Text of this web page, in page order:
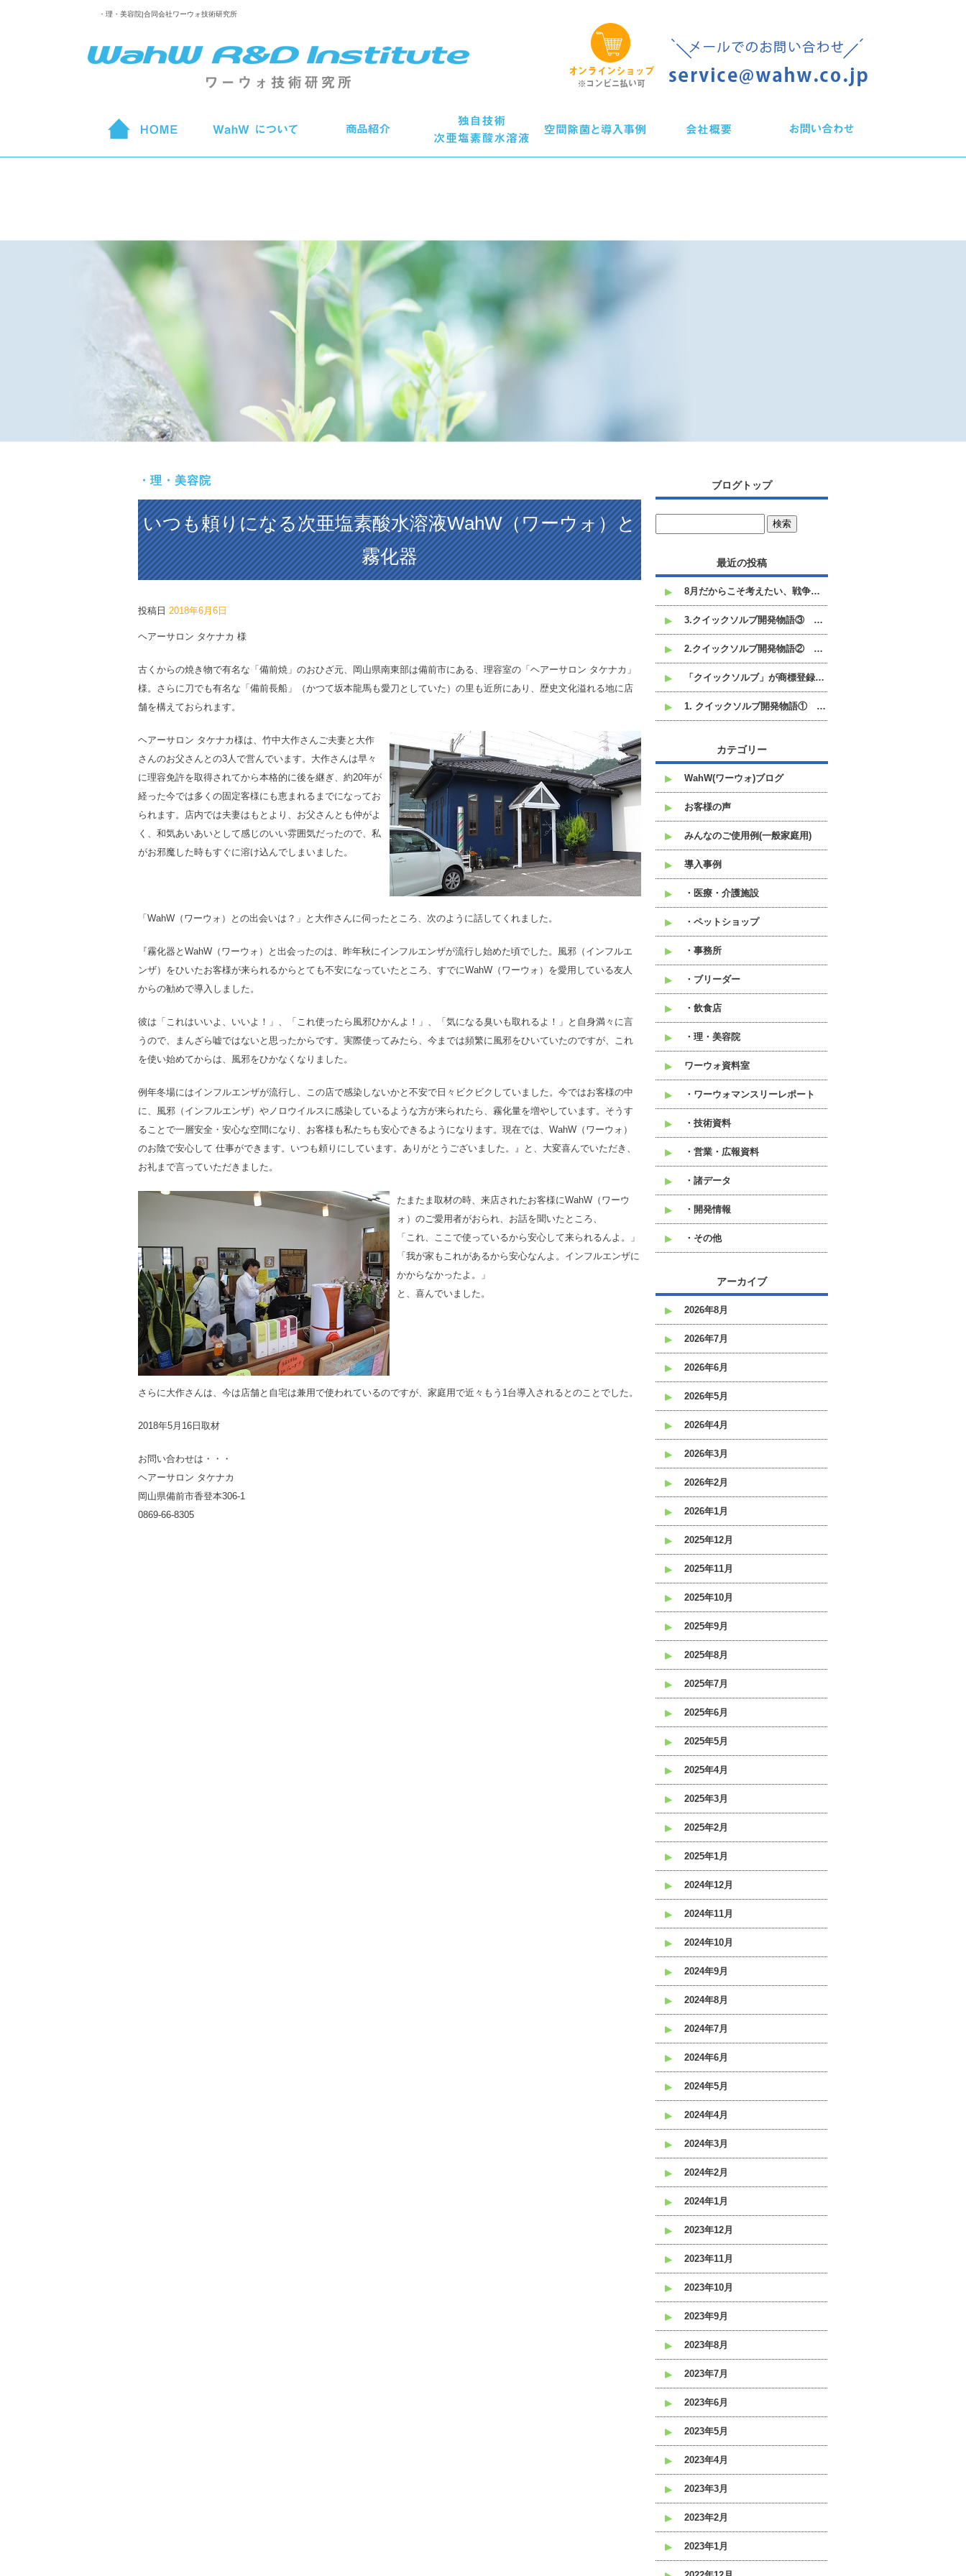
・理・美容院|合同会社ワーウォ技術研究所
・理・美容院
いつも頼りになる次亜塩素酸水溶液WahW（ワーウォ）と
霧化器
投稿日 2018年6月6日
ヘアーサロン タケナカ 様
古くからの焼き物で有名な「備前焼」のおひざ元、岡山県南東部は備前市にある、理容室の「ヘアーサロン タケナカ」
様。さらに刀でも有名な「備前長船」（かつて坂本龍馬も愛刀としていた）の里も近所にあり、歴史文化溢れる地に店
舗を構えておられます。
ヘアーサロン タケナカ様は、竹中大作さんご夫妻と大作
さんのお父さんとの3人で営んでいます。大作さんは早々
に理容免許を取得されてから本格的に後を継ぎ、約20年が
経った今では多くの固定客様にも恵まれるまでになってお
られます。店内では夫妻はもとより、お父さんとも仲がよ
く、和気あいあいとして感じのいい雰囲気だったので、私
がお邪魔した時もすぐに溶け込んでしまいました。
「WahW（ワーウォ）との出会いは？」と大作さんに伺ったところ、次のように話してくれました。
『霧化器とWahW（ワーウォ）と出会ったのは、昨年秋にインフルエンザが流行し始めた頃でした。風邪（インフルエ
ンザ）をひいたお客様が来られるからとても不安になっていたところ、すでにWahW（ワーウォ）を愛用している友人
からの勧めで導入しました。
彼は「これはいいよ、いいよ！」、「これ使ったら風邪ひかんよ！」、「気になる臭いも取れるよ！」と自身満々に言
うので、まんざら嘘ではないと思ったからです。実際使ってみたら、今までは頻繁に風邪をひいていたのですが、これ
を使い始めてからは、風邪をひかなくなりました。
例年冬場にはインフルエンザが流行し、この店で感染しないかと不安で日々ビクビクしていました。今ではお客様の中
に、風邪（インフルエンザ）やノロウイルスに感染しているような方が来られたら、霧化量を増やしています。そうす
ることで一層安全・安心な空間になり、お客様も私たちも安心できるようになります。現在では、WahW（ワーウォ）
のお陰で安心して 仕事ができます。いつも頼りにしています。ありがとうございました。』と、大変喜んでいただき、
お礼まで言っていただきました。
たまたま取材の時、来店されたお客様にWahW（ワーウ
ォ）のご愛用者がおられ、お話を聞いたところ、
「これ、ここで使っているから安心して来られるんよ。」
「我が家もこれがあるから安心なんよ。インフルエンザに
かからなかったよ。」
と、喜んでいました。
さらに大作さんは、今は店舗と自宅は兼用で使われているのですが、家庭用で近々もう1台導入されるとのことでした。
2018年5月16日取材
お問い合わせは・・・
ヘアーサロン タケナカ
岡山県備前市香登本306-1
0869-66-8305
ブログトップ
最近の投稿
8月だからこそ考えたい、戦争と平和のこと
3.クイックソルブ開発物語③ 白い不溶沈殿物との格闘
2.クイックソルブ開発物語② なぜ液体ではなく粉末なのか
「クイックソルブ」が商標登録されました。
1. クイックソルブ開発物語① 開発のきっかけは、中東の港にありました
カテゴリー
WahW(ワーウォ)ブログ
お客様の声
みんなのご使用例(一般家庭用)
導入事例
・医療・介護施設
・ペットショップ
・事務所
・ブリーダー
・飲食店
・理・美容院
ワーウォ資料室
・ワーウォマンスリーレポート
・技術資料
・営業・広報資料
・諸データ
・開発情報
・その他
アーカイブ
2026年8月
2026年7月
2026年6月
2026年5月
2026年4月
2026年3月
2026年2月
2026年1月
2025年12月
2025年11月
2025年10月
2025年9月
2025年8月
2025年7月
2025年6月
2025年5月
2025年4月
2025年3月
2025年2月
2025年1月
2024年12月
2024年11月
2024年10月
2024年9月
2024年8月
2024年7月
2024年6月
2024年5月
2024年4月
2024年3月
2024年2月
2024年1月
2023年12月
2023年11月
2023年10月
2023年9月
2023年8月
2023年7月
2023年6月
2023年5月
2023年4月
2023年3月
2023年2月
2023年1月